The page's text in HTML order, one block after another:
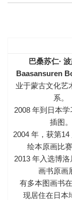
巴桑苏仁·
Baasansuren
业于蒙古文化艺
系。
2008 年到日本
插图。
2004 年，获第
绘本原画比赛
2013 年入选博
画书原画
有多本图画书在
现居住在日本